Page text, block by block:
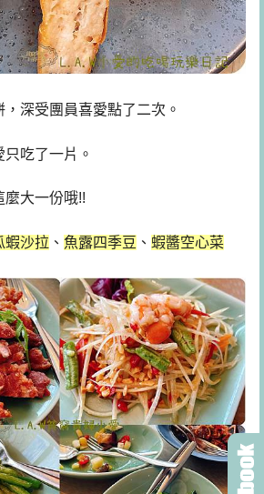
深受團員喜愛點了二次。
吃了一片。
麼大一份哦!!
蝦沙拉 、 魚露四季豆 、 蝦醬空心菜